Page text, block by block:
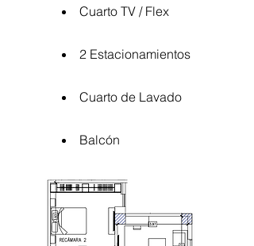
Cuarto TV / Flex
2 Estacionamientos
Cuarto de Lavado
Balcón